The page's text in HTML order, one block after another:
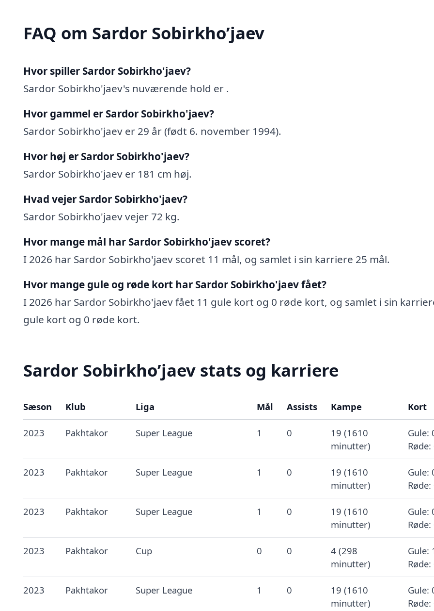
FAQ om Sardor Sobirkho’jaev
Hvor spiller Sardor Sobirkho'jaev?
Sardor Sobirkho'jaev's nuværende hold er .
Hvor gammel er Sardor Sobirkho'jaev?
Sardor Sobirkho'jaev er 29 år (født 6. november 1994).
Hvor høj er Sardor Sobirkho'jaev?
Sardor Sobirkho'jaev er 181 cm høj.
Hvad vejer Sardor Sobirkho'jaev?
Sardor Sobirkho'jaev vejer 72 kg.
Hvor mange mål har Sardor Sobirkho'jaev scoret?
I 2026 har Sardor Sobirkho'jaev scoret 11 mål, og samlet i sin karriere 25 mål.
Hvor mange gule og røde kort har Sardor Sobirkho'jaev fået?
I 2026 har Sardor Sobirkho'jaev fået 11 gule kort og 0 røde kort, og samlet i sin
gule kort og 0 røde kort.
Sardor Sobirkho’jaev stats og karriere
Sæson Klub Liga Mål Assists Kampe Kort
2023 Pakhtakor Super League 1 0
19 (1610
minutter)
Gule:
Røde:
2023 Pakhtakor Super League 1 0
19 (1610
minutter)
Gule:
Røde:
2023 Pakhtakor Super League 1 0
19 (1610
minutter)
Gule:
Røde:
2023 Pakhtakor Cup 0 0
4 (298
minutter)
Gule:
Røde:
2023 Pakhtakor Super League 1 0
19 (1610
minutter)
Gule:
Røde: